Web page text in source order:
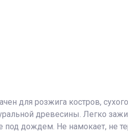
для розжига костров,
древесины. Легко
дождем. Не намокает, не